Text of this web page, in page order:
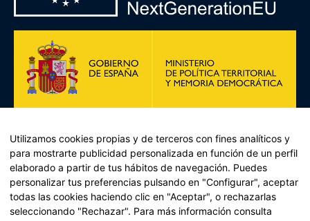
Plan de Recuperación, Transformación y Resiliencia –
Financiado por la Unión Europea << Next Generation EU>>
Utilizamos cookies propias y de terceros con fines analíticos y
para mostrarte publicidad personalizada en función de un perfil
elaborado a partir de tus hábitos de navegación. Puedes
personalizar tus preferencias pulsando en "Configurar", aceptar
todas las cookies haciendo clic en "Aceptar", o rechazarlas
seleccionando "Rechazar". Para más información consulta